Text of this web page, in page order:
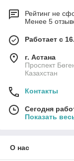
Рейтинг не
Менее 5
Работает с
г. Астана
Проспект
Казахстан
Контакты
Сегодня
Показать
О нас